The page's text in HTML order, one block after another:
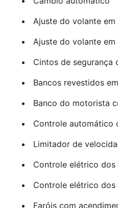
Ajuste do volante em
Ajuste do volante
Cintos de segurança
Bancos revestidos
Banco do motorista
Controle automático
Limitador de
Controle elétrico
Controle elétrico
Faróis com